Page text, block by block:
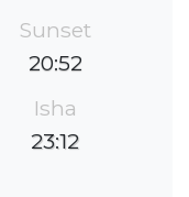
Sunset
20:52
Isha
23:12